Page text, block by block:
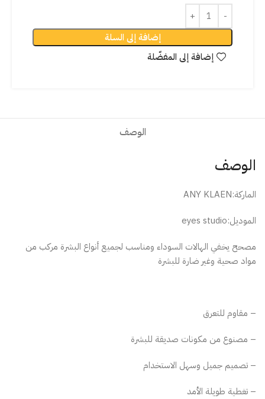
إضافة إلى السلة
إضافة إلى المفضّلة
الوصف
الوصف
الماركة:ANY KLAEN
الموديل:eyes studio
مصحح يخفي الهالات السوداء ومناسب لجميع أنواع البشرة مركب من
مواد صحية وغير ضارة للبشرة
– مقاوم للتعرق
– مصنوع من مكونات صديقة للبشرة
– تصميم جميل وسهل الاستخدام
– تغطية طويلة الأمد